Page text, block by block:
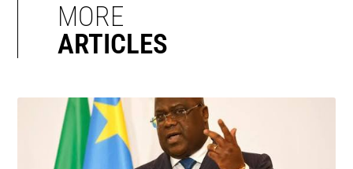
MORE
ARTICLES